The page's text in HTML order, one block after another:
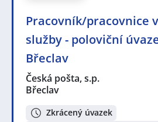
Pracovník/pracovnice
služby - poloviční
Břeclav
Česká pošta, s.p.
Břeclav
Zkrácený úvazek